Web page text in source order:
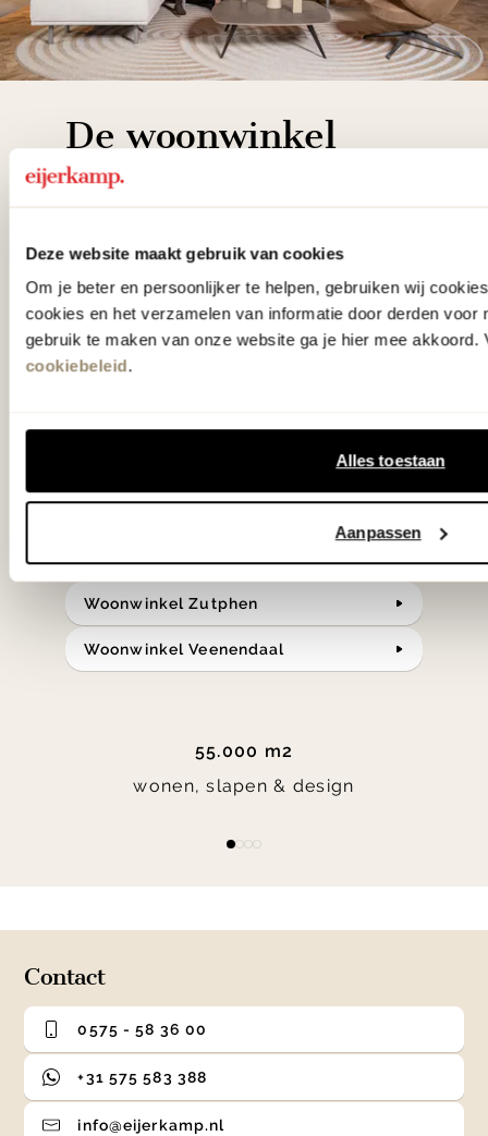
Deze website maakt gebruik van cookies
Om je beter en persoonlijker te helpen, gebruiken wij
cookies en het verzamelen van informatie door derden voor
gebruik te maken van onze website ga je hier mee akkoord.
cookiebeleid.
Alles toestaan
Aanpassen
De woonwinkel
gezien op tv!
'Weer verliefd op je huis' niet? We
hebben met liefde de mooiste woon-,
slaap- en designcollecties
samengesteld met de mooiste
Bekijk onze openingstijden en
Woonwinkel Zutphen
Woonwinkel Veenendaal
55.000 m2
wonen, slapen & design
Contact
0575 - 58 36 00
+31 575 583 388
info@eijerkamp.nl